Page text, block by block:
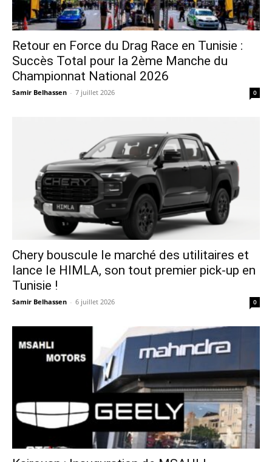
Retour en Force du Drag Race en Tunisie :
Succès Total pour la 2ème Manche du
Championnat National 2026
Samir Belhassen - 7 juillet 2026 0
Chery bouscule le marché des utilitaires et
lance le HIMLA, son tout premier pick-up en
Tunisie !
Samir Belhassen - 6 juillet 2026 0